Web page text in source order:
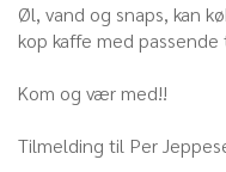
Øl, vand og snaps, kan
kop kaffe med passende
Kom og vær med!!
Tilmelding til Per